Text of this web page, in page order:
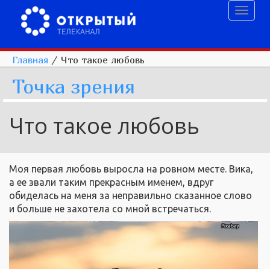
Главная / Что такое любовь
Точка зрения
Что такое любовь
Моя первая любовь выросла на ровном месте. Вика,
а ее звали таким прекрасным именем, вдруг
обиделась на меня за неправильно сказанное слово
и больше не захотела со мной встречаться.